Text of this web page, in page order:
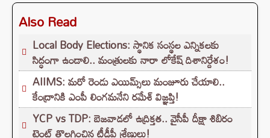
Also Read
Local Body Elections: స్థానిక సంస్థల ఎన్నికలకు
సిద్ధంగా ఉండాలి.. మంత్రులకు నారా లోకేష్ దిశానిర్దేశం!
AIIMS: మరో రెండు ఎయిమ్స్‌లు మంజూరు చేయాలి..
కేంద్రానికి ఎంపీ లింగమనేని రమేశ్ విజ్ఞప్తి!
YCP vs TDP: బెజవాడలో ఉద్రిక్తత.. వైసీపీ దీక్షా శిబిరం
టెంట్ తొలగించిన టీడీపీ శ్రేణులు!